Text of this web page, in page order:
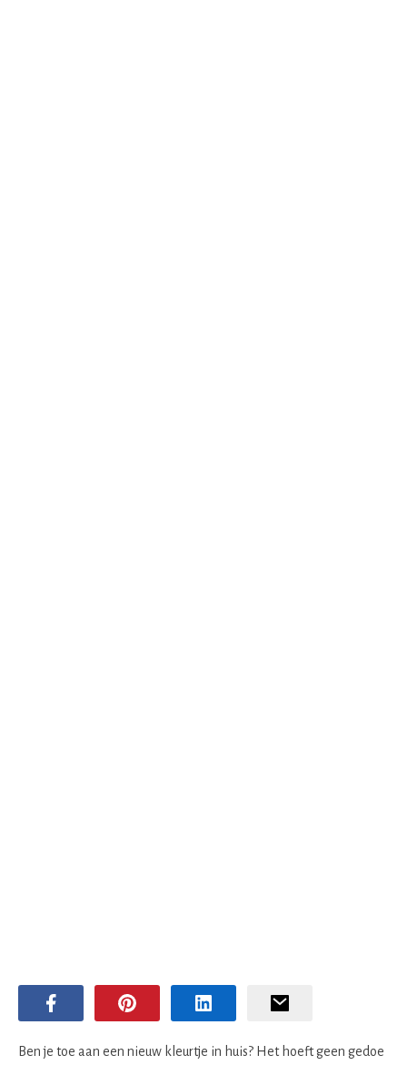
Ben je toe aan een nieuw kleurtje in huis? Het hoeft geen gedoe